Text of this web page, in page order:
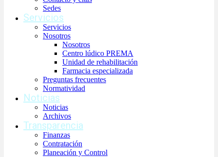
Sedes
Servicios
Servicios
Nosotros
Nosotros
Centro lúdico PREMA
Unidad de rehabilitación
Farmacia especializada
Preguntas frecuentes
Normatividad
Noticias
Noticias
Archivos
Transparencia
Finanzas
Contratación
Planeación y Control